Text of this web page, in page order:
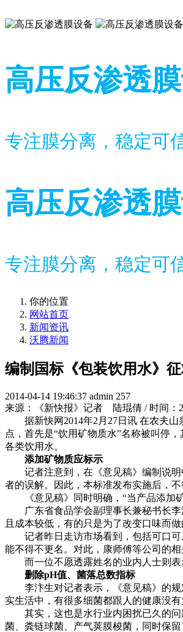
高压反渗透
专注膜分离，稳定可
高压反渗透
专注膜分离，稳定可
你的位置
网站首页
新闻资讯
沃腾新闻
编制国标《包装饮用水》
2014-04-14 19:46:37 admin 257
来源：《新快报》记者 陆琨倩 / 时间：
据新快网2014年2月27日讯 在农夫山
点，首先是“饮用矿物质水”名称被叫停
各类饮用水。
添加矿物质应标示
记者注意到，在《意见稿》编制说明
者的误解。因此，本标准发布实施后，不
《意见稿》同时明确，“当产品添加矿
广东省食品学会副理事长兼秘书长李
且成本较低，有的只是为了改变口味而做
记者昨日走访市场看到，包括可口可
能不得不更名。对此，康师傅等公司的
而一位不愿透露姓名的业内人士则表
删除pH值、菌落总数指标
李汴生对记者表示，《意见稿》的规
实生活中，有很多细菌都跟人的健康没
其实，这也是水行业内困扰已久的问
菌、粪链球菌、产气荚膜梭菌，同时保